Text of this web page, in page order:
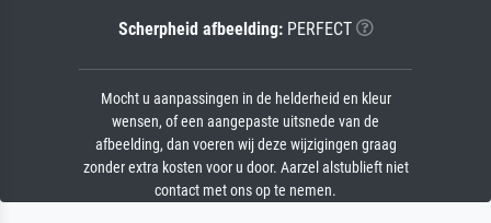
Scherpheid afbeelding:PERFECT
Mocht u aanpassingen in de helderheid en kleur
wensen, of een aangepaste uitsnede van de
afbeelding, dan voeren wij deze wijzigingen graag
zonder extra kosten voor u door. Aarzel alstublieft niet
contact met ons op te nemen.